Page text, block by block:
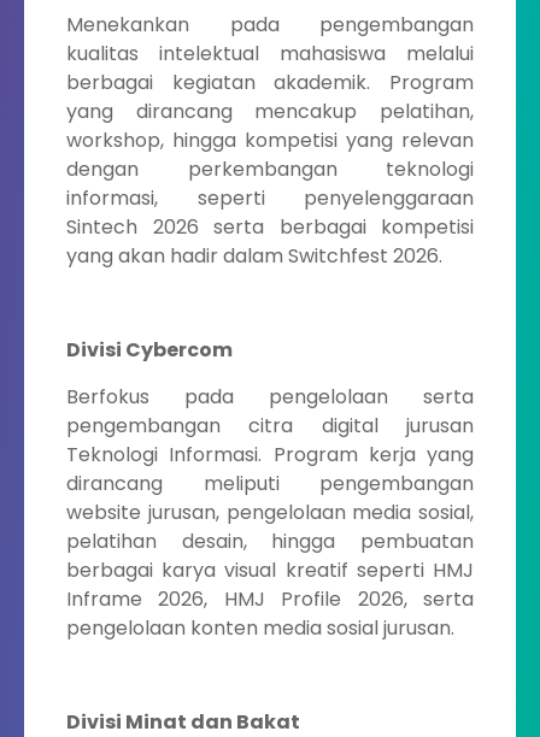
Menekankan pada pengembangan
kualitas intelektual mahasiswa melalui
berbagai kegiatan akademik. Program
yang dirancang mencakup pelatihan,
workshop, hingga kompetisi yang relevan
dengan perkembangan teknologi
informasi, seperti penyelenggaraan
Sintech 2026 serta berbagai kompetisi
yang akan hadir dalam Switchfest 2026.
Divisi Cybercom
Berfokus pada pengelolaan serta
pengembangan citra digital jurusan
Teknologi Informasi. Program kerja yang
dirancang meliputi pengembangan
website jurusan, pengelolaan media sosial,
pelatihan desain, hingga pembuatan
berbagai karya visual kreatif seperti HMJ
Inframe 2026, HMJ Profile 2026, serta
pengelolaan konten media sosial jurusan.
Divisi Minat dan Bakat